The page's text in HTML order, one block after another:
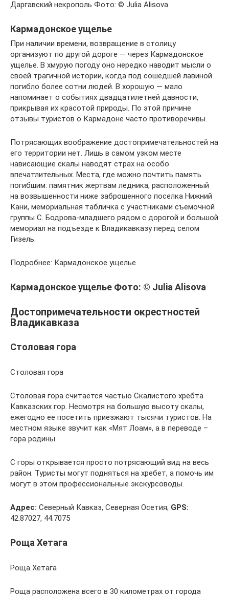
Даргавский некрополь Фото: © Julia Alisova
Кармадонское ущелье
При наличии времени, возвращение в столицу
организуют по другой дороге — через Кармадонское
ущелье. В хмурую погоду оно нередко наводит мысли о
своей трагичной истории, когда под сошедшей лавиной
погибло более сотни людей. В хорошую — мало
напоминает о событиях двадцатилетней давности,
прикрывая их красотой природы. По этой причине
отзывы туристов о Кармадоне часто противоречивы.
Потрясающих воображение достопримечательностей на
его территории нет. Лишь в самом узком месте
нависающие скалы наводят страх на особо
впечатлительных. Места, где можно почтить память
погибшим: памятник жертвам ледника, расположенный
на возвышенности ниже заброшенного поселка Нижний
Кани, мемориальная табличка с участниками съемочной
группы С. Бодрова-младшего рядом с дорогой и большой
мемориал на подъезде к Владикавказу перед селом
Гизель.
Подробнее: Кармадонское ущелье
Кармадонское ущелье Фото: © Julia Alisova
Достопримечательности окрестностей
Владикавказа
Столовая гора
Столовая гора
Столовая гора считается частью Скалистого хребта
Кавказских гор. Несмотря на большую высоту скалы,
ежегодно ее посетить приезжают тысячи туристов. На
местном языке звучит как «Мят Лоам», а в переводе –
гора родины.
С горы открывается просто потрясающий вид на весь
район. Туристы могут подняться на хребет, а помочь им
могут в этом профессиональные экскурсоводы.
Адрес: Северный Кавказ, Северная Осетия; GPS:
42.87027, 44.7075
Роща Хетага
Роща Хетага
Роща расположена всего в 30 километрах от города